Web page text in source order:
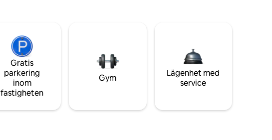
Gratis
parkering
inom
fastigheten
Gym
Lägenhet med
service